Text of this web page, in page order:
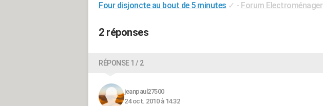
Four disjoncte au bout de 5 minutes ✓ - Forum Electroménager
2 réponses
RÉPONSE 1 / 2
jeanpaul27500
24 oct. 2010 à 14:32